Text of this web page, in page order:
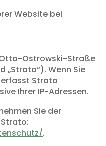
Website bei
Ostrowski-Straße
„Strato“). Wenn Sie
Strato
Ihrer IP-Adressen.
Sie der
.